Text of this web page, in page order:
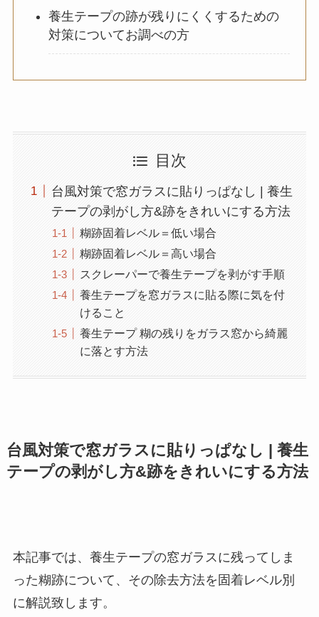
養生テープの跡が残りにくくするための
対策についてお調べの方
目次
台風対策で窓ガラスに貼りっぱなし | 養生
テープの剥がし方&跡をきれいにする方法
糊跡固着レベル＝低い場合
糊跡固着レベル＝高い場合
スクレーパーで養生テープを剥がす手順
養生テープを窓ガラスに貼る際に気を付
けること
養生テープ 糊の残りをガラス窓から綺麗
に落とす方法
台風対策で窓ガラスに貼りっぱなし | 養生
テープの剥がし方&跡をきれいにする方法
本記事では、養生テープの窓ガラスに残ってしま
った糊跡について、その除去方法を固着レベル別
に解説致します。